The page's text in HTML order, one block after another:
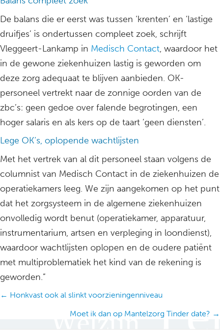
De balans die er eerst was tussen ‘krenten’ en ‘lastige
druifjes’ is ondertussen compleet zoek, schrijft
Vleggeert-Lankamp in Medisch Contact, waardoor het
in de gewone ziekenhuizen lastig is geworden om
deze zorg adequaat te blijven aanbieden. OK-
personeel vertrekt naar de zonnige oorden van de
zbc’s: geen gedoe over falende begrotingen, een
hoger salaris en als kers op de taart ‘geen diensten’.
Lege OK’s, oplopende wachtlijsten
Met het vertrek van al dit personeel staan volgens de
columnist van Medisch Contact in de ziekenhuizen de
operatiekamers leeg. We zijn aangekomen op het punt
dat het zorgsysteem in de algemene ziekenhuizen
onvolledig wordt benut (operatiekamer, apparatuur,
instrumentarium, artsen en verpleging in loondienst),
waardoor wachtlijsten oplopen en de oudere patiënt
met multiproblematiek het kind van de rekening is
geworden.”
Posts
← Honkvast ook al slinkt voorzieningenniveau
Moet ik dan op Mantelzorg Tinder date? →